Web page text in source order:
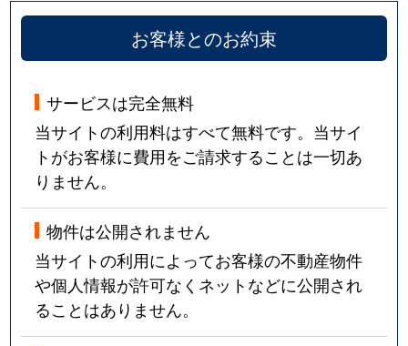
お客様とのお約束
サービスは完全無料
当サイトの利用料はすべて無料です。当サイ
トがお客様に費用をご請求することは一切あ
りません。
物件は公開されません
当サイトの利用によってお客様の不動産物件
や個人情報が許可なくネットなどに公開され
ることはありません。